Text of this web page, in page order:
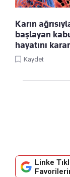
Karın
başlayan
hayatını
Kaydet
Linke